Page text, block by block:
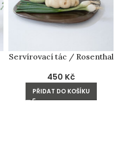
Servírovací tác / Rosenthal
450 Kč
PŘIDAT DO KOŠÍKU